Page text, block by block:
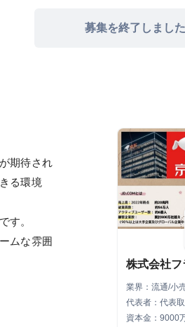
募集を終了しました
期待され
る環境
す。
ムな雰囲
株式会社
業界：流通/小
代表者：代表
資本金：9000